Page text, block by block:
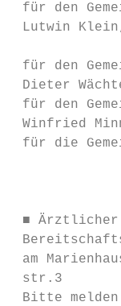
für den
Lutwin
für den
Dieter
für den
Winfried
für die
■
am
str.3
Bitte